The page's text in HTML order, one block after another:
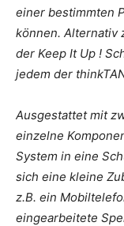
einer bestimmten
können. Alternativ
der Keep It Up !
jedem der
Ausgestattet mit
einzelne
System in eine
sich eine kleine
z.B. ein
eingearbeitete